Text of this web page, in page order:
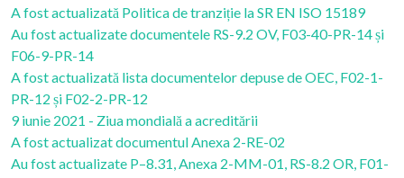
A fost actualizată Politica de tranziție la SR EN ISO 15189
Au fost actualizate documentele RS-9.2 OV, F03-40-PR-14 și
F06-9-PR-14
A fost actualizată lista documentelor depuse de OEC, F02-1-
PR-12 și F02-2-PR-12
9 iunie 2021 - Ziua mondială a acreditării
A fost actualizat documentul Anexa 2-RE-02
Au fost actualizate P–8.31, Anexa 2-MM-01, RS-8.2 OR, F01-